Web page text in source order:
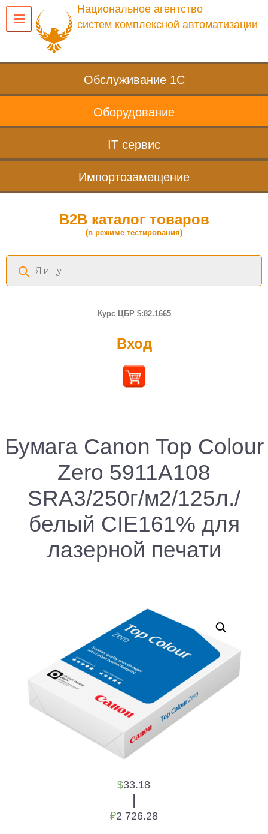
Национальное агентство
систем комплексной автоматизации
Обслуживание 1С
Оборудование
IT сервис
Импортозамещение
B2B каталог товаров
(в режиме тестирования)
Поиск
товаров
Курс ЦБР $:82.1665
Вход
Бумага Canon Top Colour
Zero 5911A108
SRA3/250г/м2/125л./
белый CIE161% для
лазерной печати
$33.18
|
₽2 726.28